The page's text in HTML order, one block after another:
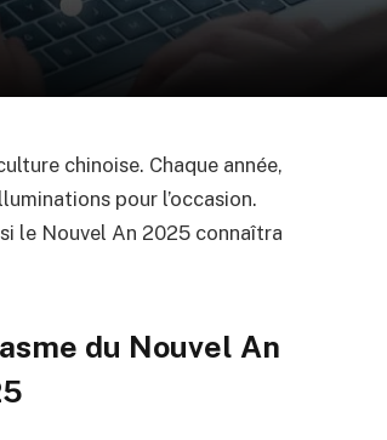
chinoise. Chaque année,
pour l’occasion.
le Nouvel An 2025 connaîtra
du Nouvel An